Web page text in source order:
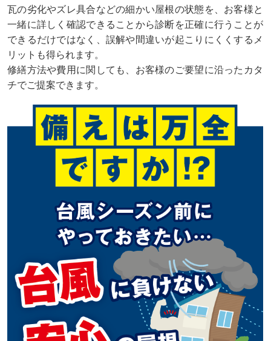
瓦の劣化やズレ具合などの細かい屋根の状態を、お客様と
一緒に詳しく確認できることから診断を正確に行うことが
できるだけではなく、誤解や間違いが起こりにくくするメ
リットも得られます。
修繕方法や費用に関しても、お客様のご要望に沿ったカタ
チでご提案できます。